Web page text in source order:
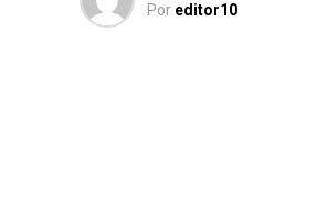
Por editor10